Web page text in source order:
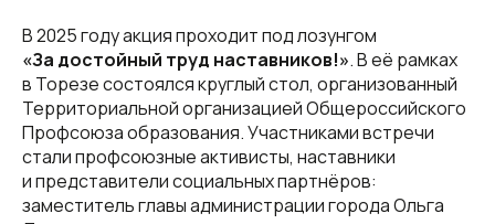
В 2025 году акция проходит под лозунгом
«За достойный труд наставников!». В её рамках
в Торезе состоялся круглый стол, организованный
Территориальной организацией Общероссийского
Профсоюза образования. Участниками встречи
стали профсоюзные активисты, наставники
и представители социальных партнёров:
заместитель главы администрации города Ольга